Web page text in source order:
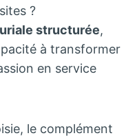
?
structurée,
à transformer
en service
le complément